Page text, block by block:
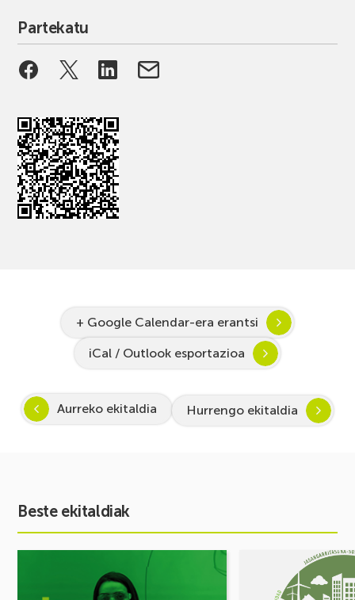
Partekatu
+ Google Calendar-era erantsi
iCal / Outlook esportazioa
Aurreko ekitaldia Hurrengo ekitaldia
Beste ekitaldiak
MUGIKORTASUN